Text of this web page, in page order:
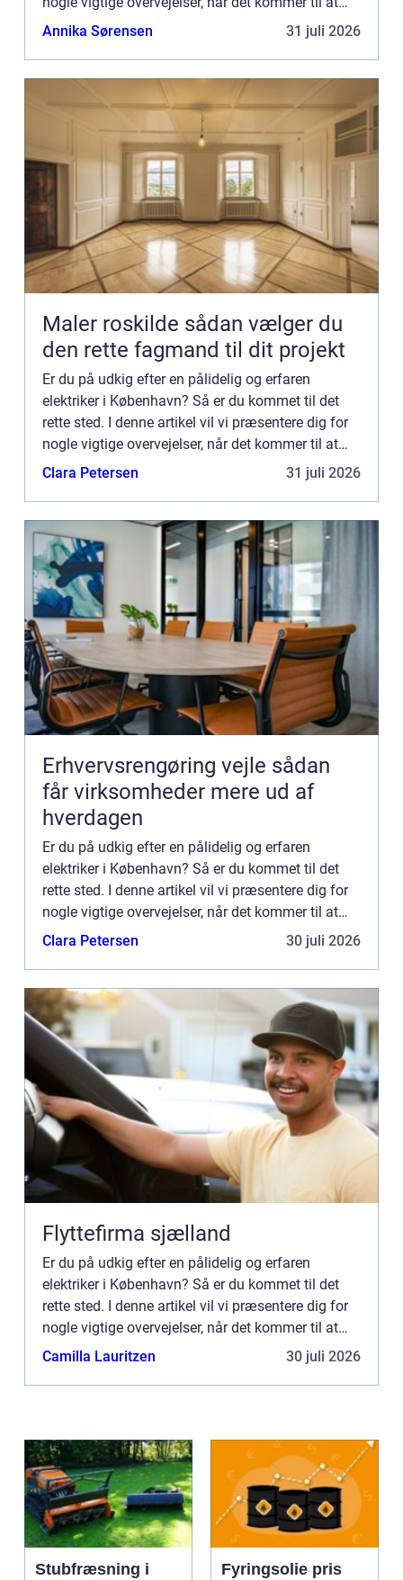
finde en elektri...
Annika Sørensen 31 juli 2026
Maler roskilde sådan vælger du
den rette fagmand til dit projekt
Er du på udkig efter en pålidelig og erfaren
elektriker i København? Så er du kommet til det
rette sted. I denne artikel vil vi præsentere dig for
nogle vigtige overvejelser, når det kommer til at
finde en elektri...
Clara Petersen 31 juli 2026
Erhvervsrengøring vejle sådan
får virksomheder mere ud af
hverdagen
Er du på udkig efter en pålidelig og erfaren
elektriker i København? Så er du kommet til det
rette sted. I denne artikel vil vi præsentere dig for
nogle vigtige overvejelser, når det kommer til at
finde en elektri...
Clara Petersen 30 juli 2026
Flyttefirma sjælland
Er du på udkig efter en pålidelig og erfaren
elektriker i København? Så er du kommet til det
rette sted. I denne artikel vil vi præsentere dig for
nogle vigtige overvejelser, når det kommer til at
finde en elektri...
Camilla Lauritzen 30 juli 2026
Stubfræsning i
Fyringsolie pris